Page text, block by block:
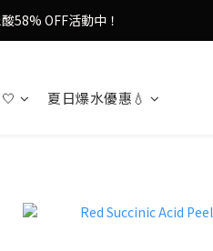
🌸護膚效果UP！
58% OFF活動中！
🌸護膚效果UP！
夏日爆水優惠💧